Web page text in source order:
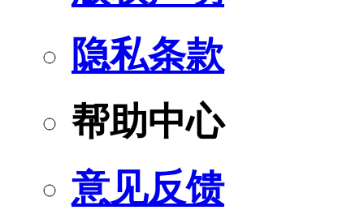
隐私条款
帮助中心
意见反馈